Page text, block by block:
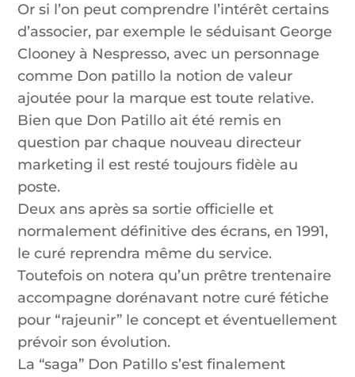
Or si l’on peut comprendre l’intérêt certains
d’associer, par exemple le séduisant George
Clooney à Nespresso, avec un personnage
comme Don patillo la notion de valeur
ajoutée pour la marque est toute relative.
Bien que Don Patillo ait été remis en
question par chaque nouveau directeur
marketing il est resté toujours fidèle au
poste.
Deux ans après sa sortie officielle et
normalement définitive des écrans, en 1991,
le curé reprendra même du service.
Toutefois on notera qu’un prêtre trentenaire
accompagne dorénavant notre curé fétiche
pour “rajeunir” le concept et éventuellement
prévoir son évolution.
La “saga” Don Patillo s’est finalement